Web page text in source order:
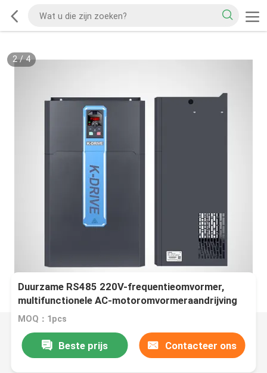
2/4
Duurzame RS485 220V-frequentieomvormer,
multifunctionele AC-motoromvormeraandrijving
MOQ：1pcs
Beste prijs Contacteer ons